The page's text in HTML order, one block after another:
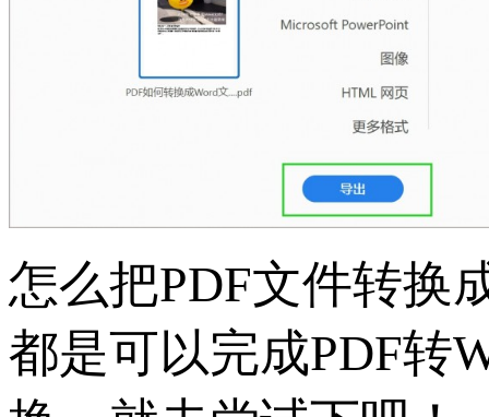
怎么把PDF文件转换
都是可以完成PDF转